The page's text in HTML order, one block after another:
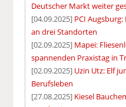
Deutscher Markt weiter
[04.09.2025] PCI
an drei Standorten
[02.09.2025] Mapei:
spannenden Praxistag in
[02.09.2025] Uzin Utz: Elf
Berufsleben
[27.08.2025] Kiesel